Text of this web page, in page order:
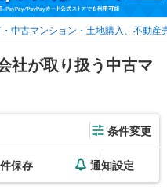
中古マンション・土地購入、不動産
社が取り扱う中古マ
条件変更
保存 通知設定